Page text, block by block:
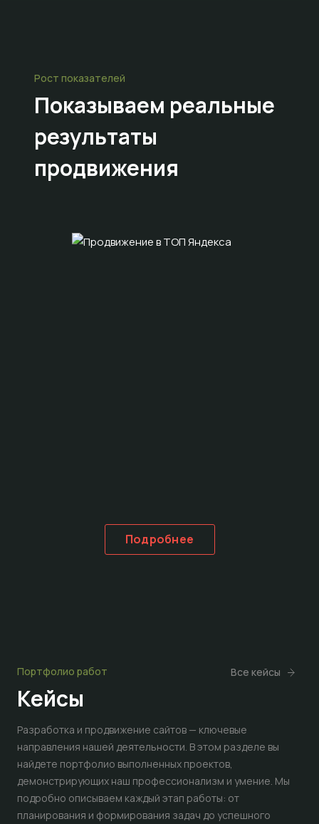
Рост показателей
Показываем реальные
результаты
продвижения
Подробнее
Портфолио работ
Кейсы
Все кейсы
Разработка и продвижение сайтов — ключевые
направления нашей деятельности. В этом разделе вы
найдете портфолио выполненных проектов,
демонстрирующих наш профессионализм и умение. Мы
подробно описываем каждый этап работы: от
планирования и формирования задач до успешного